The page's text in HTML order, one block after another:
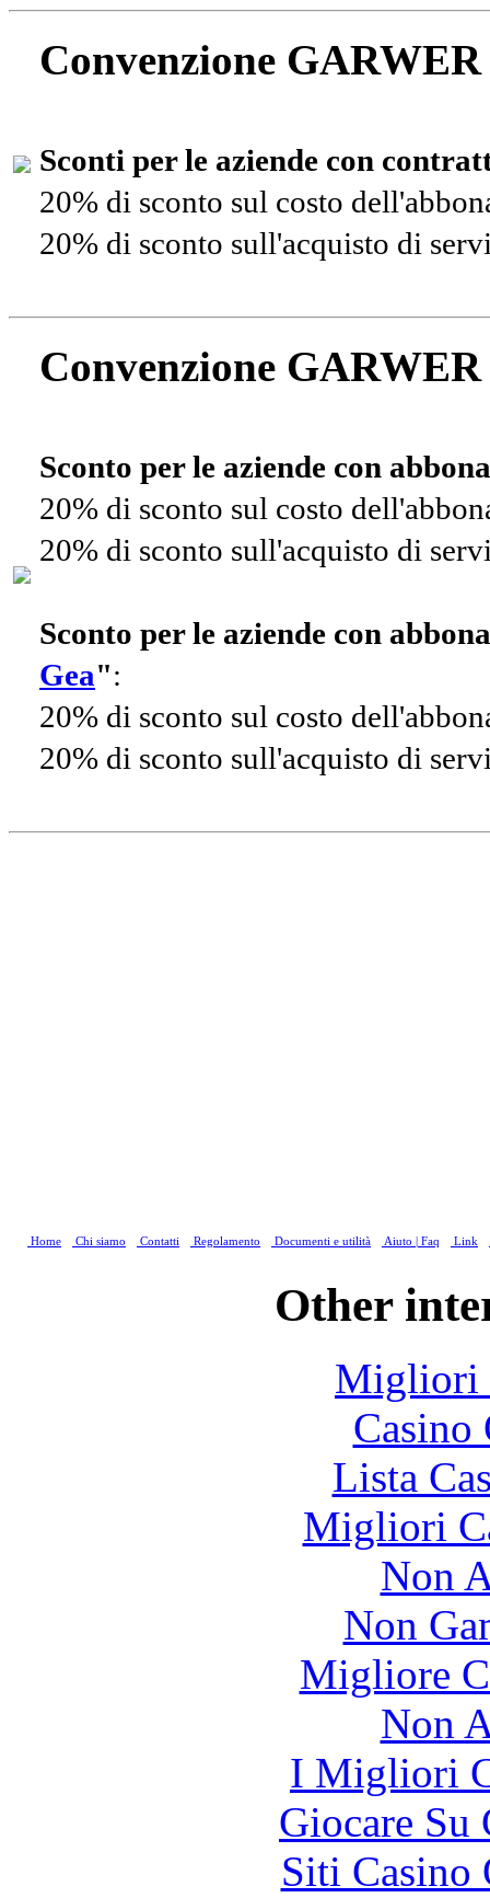
Convenzione
Sconti per le aziende con
20% di sconto sul costo
20% di sconto sull'acquisto di
Convenzione
Sconto per le aziende con
20% di sconto sul costo
20% di sconto sull'acquisto di
Sconto per le aziende con
Gea":
20% di sconto sul costo
20% di sconto sull'acquisto di
Home Chi siamo Contatti Regolamento Documenti e utilità Aiuto | Faq Link
Other
Migliori
Lista
Migliori
Non
Non
Migliore
Non
I Migliori
Giocare Su
Siti Casino